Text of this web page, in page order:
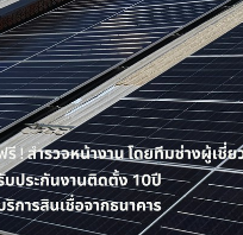
ความรู้โซล่าเซลล์